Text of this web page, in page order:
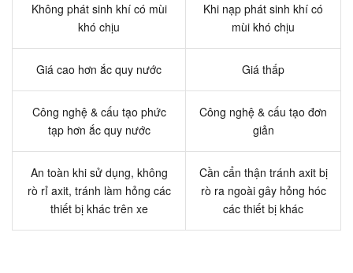
Không phát sinh khí có mùi
khó chịu
Khi nạp phát sinh khí có
mùi khó chịu
Giá cao hơn ắc quy nước Giá thấp
Công nghệ & cấu tạo phức
tạp hơn ắc quy nước
Công nghệ & cấu tạo đơn
giản
An toàn khi sử dụng, không
rò rỉ axit, tránh làm hỏng các
thiết bị khác trên xe
Cần cẩn thận tránh axit bị
rò ra ngoài gây hỏng hóc
các thiết bị khác